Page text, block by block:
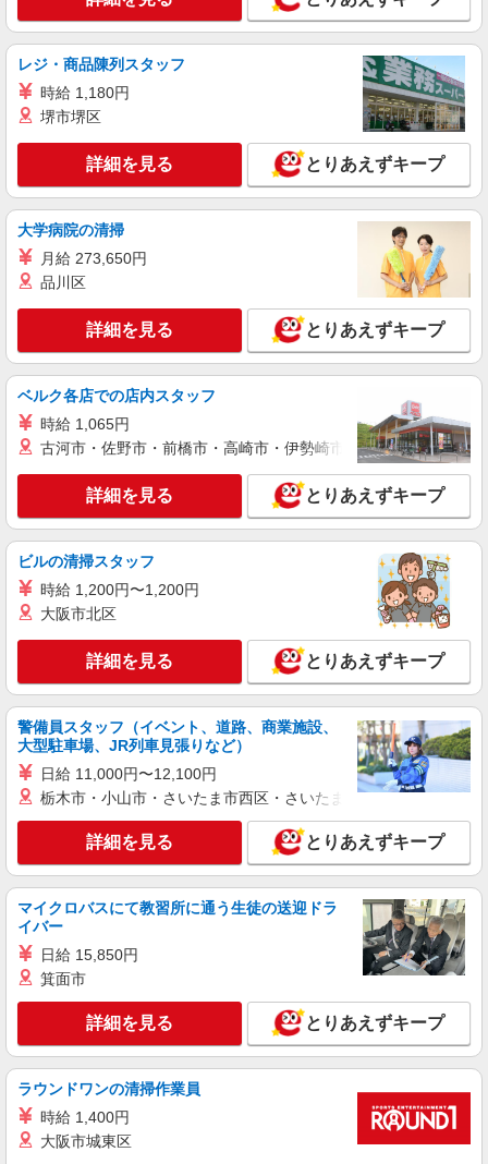
レジ・商品陳列スタッフ
時給 1,180円
堺市堺区
詳細を見る とりあえずキープ
大学病院の清掃
月給 273,650円
品川区
詳細を見る とりあえずキープ
ベルク各店での店内スタッフ
時給 1,065円
古河市・佐野市・前橋市・高崎市・伊勢崎市・太田市・館林市
詳細を見る とりあえずキープ
ビルの清掃スタッフ
時給 1,200円〜1,200円
大阪市北区
詳細を見る とりあえずキープ
警備員スタッフ（イベント、道路、商業施設、
大型駐車場、JR列車見張りなど）
日給 11,000円〜12,100円
栃木市・小山市・さいたま市西区・さいたま市岩槻区・久喜市・
詳細を見る とりあえずキープ
マイクロバスにて教習所に通う生徒の送迎ドラ
イバー
日給 15,850円
箕面市
詳細を見る とりあえずキープ
ラウンドワンの清掃作業員
時給 1,400円
大阪市城東区